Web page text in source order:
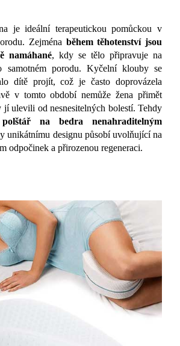
je ideální terapeutickou pomůckou v
Zejména během těhotenství jsou
namáhané, kdy se tělo připravuje na
porodu. Kyčelní klouby se
dítě projít, což je často doprovázela
v tomto období nemůže žena přimět
jí ulevili od nesnesitelných bolestí. Tehdy
na bedra nenahraditelným
unikátnímu designu působí uvolňující na
odpočinek a přirozenou regeneraci.